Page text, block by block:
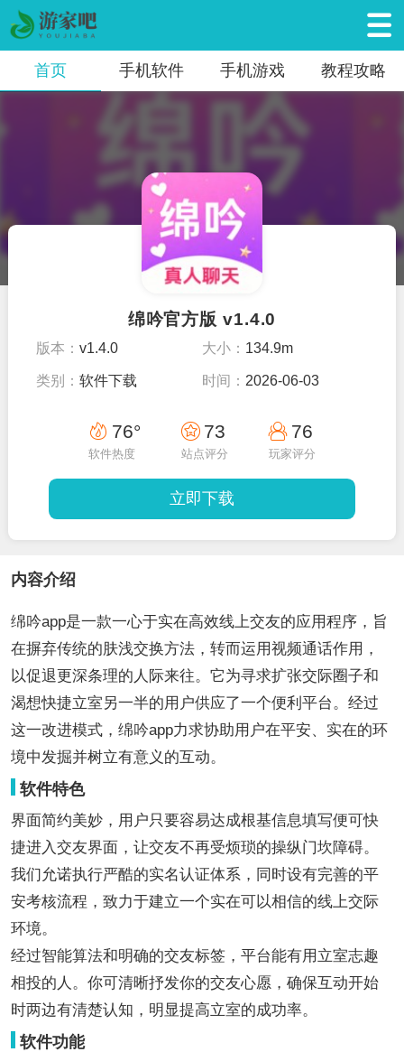
首页 手机软件 手机游戏 教程攻略
绵吟官方版 v1.4.0
版本：v1.4.0 大小： 134.9m
类别：软件下载 时间： 2026-06-03
76°
软件热度
73
站点评分
76
玩家评分
立即下载
内容介绍
绵吟app是一款一心于实在高效线上交友的应用程序，旨
在摒弃传统的肤浅交换方法，转而运用视频通话作用，
以促退更深条理的人际来往。它为寻求扩张交际圈子和
渴想快捷立室另一半的用户供应了一个便利平台。经过
这一改进模式，绵吟app力求协助用户在平安、实在的环
境中发掘并树立有意义的互动。
软件特色
界面简约美妙，用户只要容易达成根基信息填写便可快
捷进入交友界面，让交友不再受烦琐的操纵门坎障碍。
我们允诺执行严酷的实名认证体系，同时设有完善的平
安考核流程，致力于建立一个实在可以相信的线上交际
环境。
经过智能算法和明确的交友标签，平台能有用立室志趣
相投的人。你可清晰抒发你的交友心愿，确保互动开始
时两边有清楚认知，明显提高立室的成功率。
软件功能